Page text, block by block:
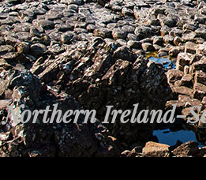
Northern Ireland-